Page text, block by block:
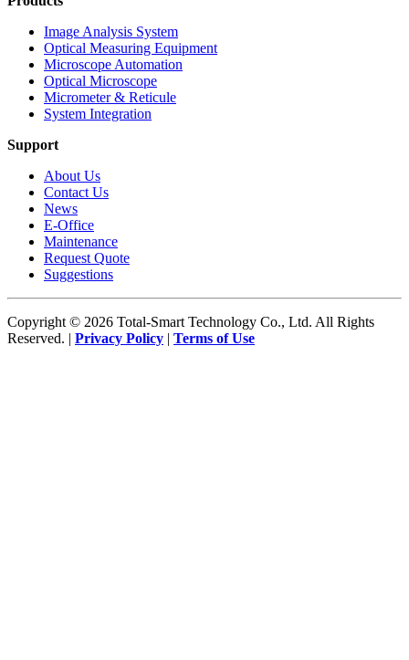
Image Analysis System
Optical Measuring Equipment
Microscope Automation
Optical Microscope
Micrometer & Reticule
System Integration
Support
About Us
Contact Us
News
E-Office
Maintenance
Request Quote
Suggestions
Copyright © 2026 Total-Smart Technology Co., Ltd. All Rights
Reserved. | Privacy Policy | Terms of Use